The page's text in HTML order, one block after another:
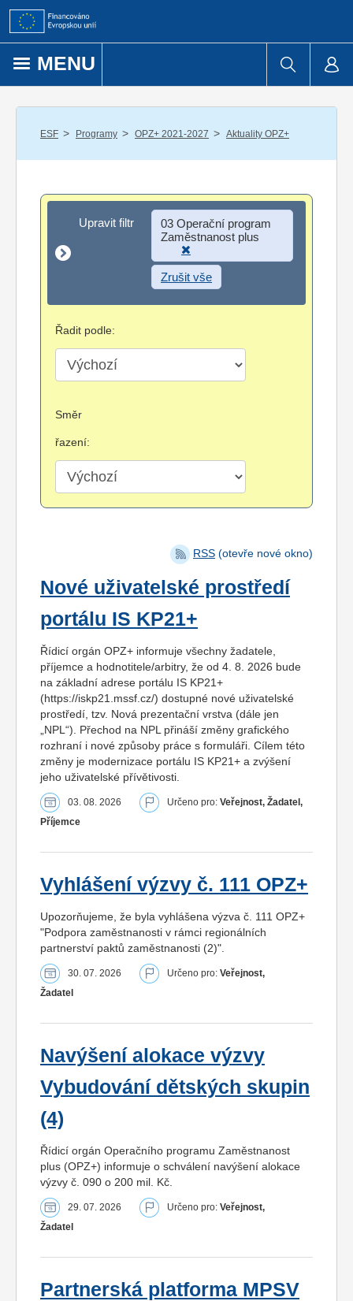
Přejít k obsahu
MENU
ESF / Programy / OPZ+ 2021-2027 / Aktuality OPZ+
Upravit filtr
Upravit filtr
03 Operační program
Zaměstnanost plus
Zrušit vše
Řadit podle:
Směr
řazení:
RSS (otevře nové okno)
Nové uživatelské prostředí
portálu IS KP21+
Řídicí orgán OPZ+ informuje všechny žadatele,
příjemce a hodnotitele/arbitry, že od 4. 8. 2026 bude
na základní adrese portálu IS KP21+
(https://iskp21.mssf.cz/) dostupné nové uživatelské
prostředí, tzv. Nová prezentační vrstva (dále jen
„NPL“). Přechod na NPL přináší změny grafického
rozhraní i nové způsoby práce s formuláři. Cílem této
změny je modernizace portálu IS KP21+ a zvýšení
jeho uživatelské přívětivosti.
03. 08. 2026 Určeno pro: Veřejnost, Žadatel,
Příjemce
Vyhlášení výzvy č. 111 OPZ+
Upozorňujeme, že byla vyhlášena výzva č. 111 OPZ+
"Podpora zaměstnanosti v rámci regionálních
partnerství paktů zaměstnanosti (2)".
30. 07. 2026 Určeno pro: Veřejnost,
Žadatel
Navýšení alokace výzvy
Vybudování dětských skupin
(4)
Řídicí orgán Operačního programu Zaměstnanost
plus (OPZ+) informuje o schválení navýšení alokace
výzvy č. 090 o 200 mil. Kč.
29. 07. 2026 Určeno pro: Veřejnost,
Žadatel
Partnerská platforma MPSV